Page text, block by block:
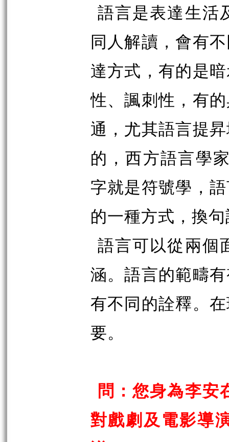
語言是表達生活
同人解讀，會有
達方式，有的是
性、諷刺性，有
通，尤其語言提
的，西方語言學
字就是符號學，
的一種方式，換
語言可以從兩個
涵。語言的範疇
有不同的詮釋。
要。
問：您身為李安
對戲劇及電影導